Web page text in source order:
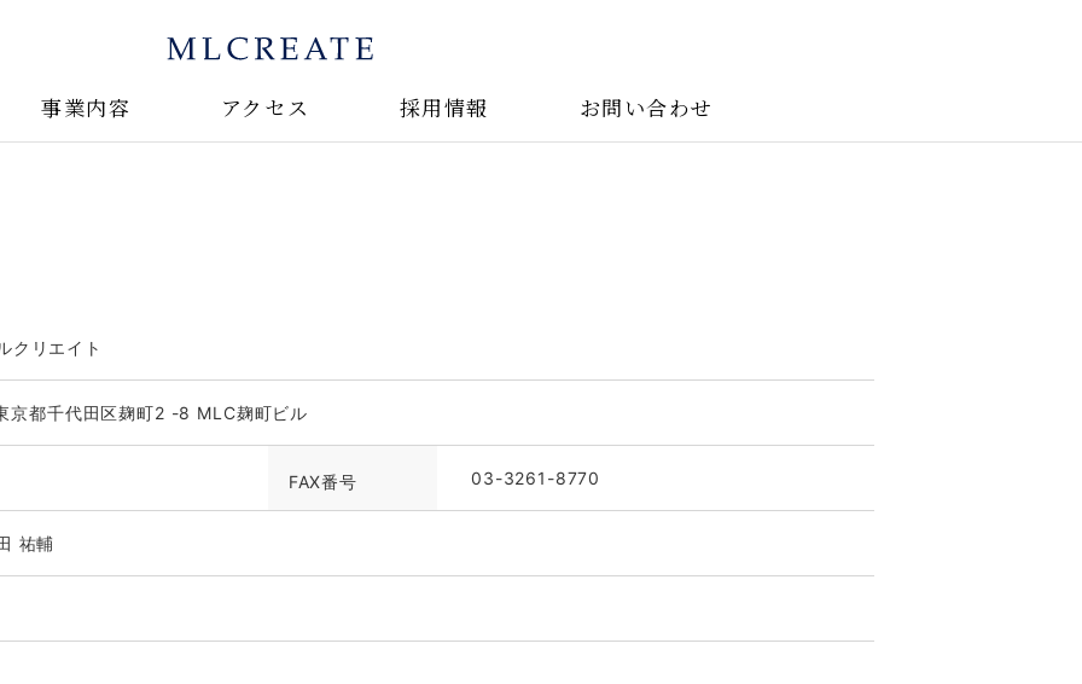
事業内容 アクセス 採用情報 お問い合わせ
クリエイト
京都千代田区麹町2 -8 MLC麹町ビル
FAX番号 03-3261-8770
祐輔